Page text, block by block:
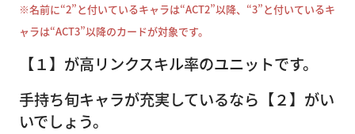
※名前に“2”と付いているキャラは“ACT2”以降、“3”と付いているキ
ャラは“ACT3”以降のカードが対象です。
【１】が高リンクスキル率のユニットです。
手持ち旬キャラが充実しているなら【２】がい
いでしょう。